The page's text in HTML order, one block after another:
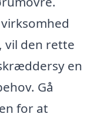
vil den rette
en
Gå
for at